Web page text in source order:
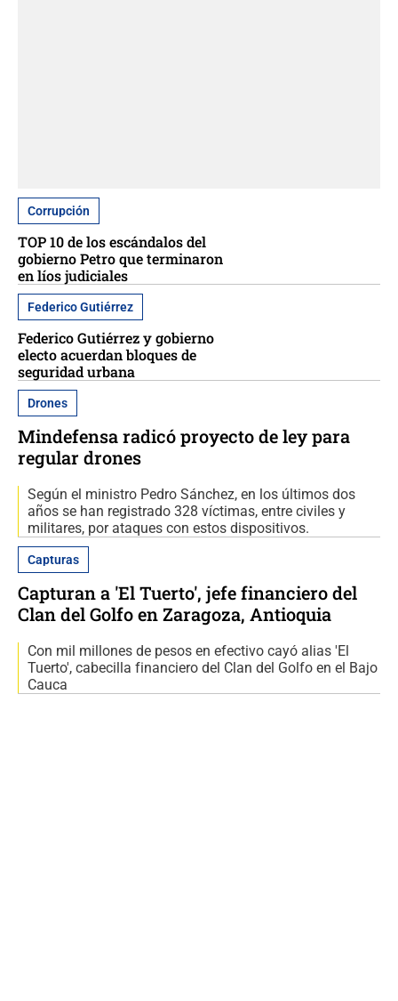
Corrupción
TOP 10 de los escándalos del
gobierno Petro que terminaron
en líos judiciales
Federico Gutiérrez
Federico Gutiérrez y gobierno
electo acuerdan bloques de
seguridad urbana
Drones
Mindefensa radicó proyecto de ley para
regular drones
Según el ministro Pedro Sánchez, en los últimos dos
años se han registrado 328 víctimas, entre civiles y
militares, por ataques con estos dispositivos.
Capturas
Capturan a 'El Tuerto', jefe financiero del
Clan del Golfo en Zaragoza, Antioquia
Con mil millones de pesos en efectivo cayó alias 'El
Tuerto', cabecilla financiero del Clan del Golfo en el Bajo
Cauca